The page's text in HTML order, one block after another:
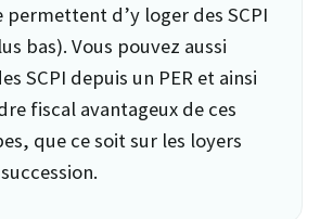
permettent d’y loger des SCPI
bas). Vous pouvez aussi
SCPI depuis un PER et ainsi
fiscal avantageux de ces
que ce soit sur les loyers